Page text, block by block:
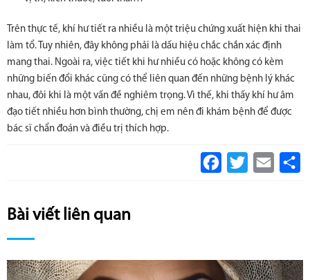
Trên thực tế, khí hư tiết ra nhiều là một triệu chứng xuất hiện khi thai
làm tổ. Tuy nhiên, đây không phải là dấu hiệu chắc chắn xác định
mang thai. Ngoài ra, việc tiết khi hư nhiều có hoặc không có kèm
những biến đổi khác cũng có thể liên quan đến những bệnh lý khác
nhau, đôi khi là một vấn đề nghiêm trọng. Vì thế, khi thấy khí hư âm
đạo tiết nhiều hơn bình thường, chị em nên đi khám bệnh để được
bác sĩ chẩn đoán và điều trị thích hợp.
Facebook
Twitter Email
Bài viết liên quan